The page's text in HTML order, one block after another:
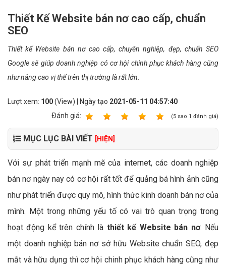
Thiết Kế Website bán nơ cao cấp, chuẩn
SEO
Thiết kế Website bán nơ cao cấp, chuyên nghiệp, đẹp, chuẩn SEO
Google sẽ giúp doanh nghiệp có cơ hội chinh phục khách hàng cũng
như nâng cao vị thế trên thị trường là rất lớn.
Lượt xem: 100(View) | Ngày tạo 2021-05-11 04:57:40
Ðánh giá:
(5 sao 1 đánh giá)
MỤC LỤC BÀI VIẾT [HIỆN]
Với sự phát triển mạnh mẽ của internet, các doanh nghiệp
bán nơ ngày nay có cơ hội rất tốt để quảng bá hình ảnh cũng
như phát triển được quy mô, hình thức kinh doanh bán nơ của
mình. Một trong những yếu tố có vai trò quan trọng trong
hoạt động kể trên chính là thiết kế Website bán nơ. Nếu
một doanh nghiệp bán nơ sở hữu Website chuẩn SEO, đẹp
mắt và hữu dụng thì cơ hội chinh phục khách hàng cũng như